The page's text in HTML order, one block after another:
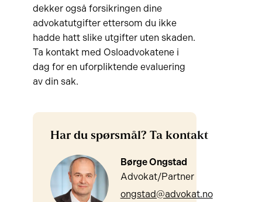
dekker også forsikringen dine
advokatutgifter ettersom du ikke
hadde hatt slike utgifter uten skaden.
Ta kontakt med Osloadvokatene i
dag for en uforpliktende evaluering
av din sak.
Har du spørsmål? Ta kontakt
Børge Ongstad
Advokat/Partner
ongstad@advokat.no